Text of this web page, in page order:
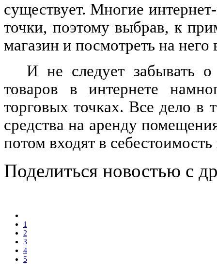
существует. Многие
точки, поэтому выбрав, к
магазин и посмотреть на
И не следует забывать
товаров в интернете
торговых точках. Все дело в
средства на аренду
потом входят в
Поделиться новостью с
1
2
3
4
5